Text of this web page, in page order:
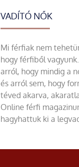
VADÍTÓ NŐK
Mi férfiak nem
hogy férfiből
arról, hogy mindig a
és arról sem, hogy
téved akarva,
Online férfi
hagyhattuk ki a